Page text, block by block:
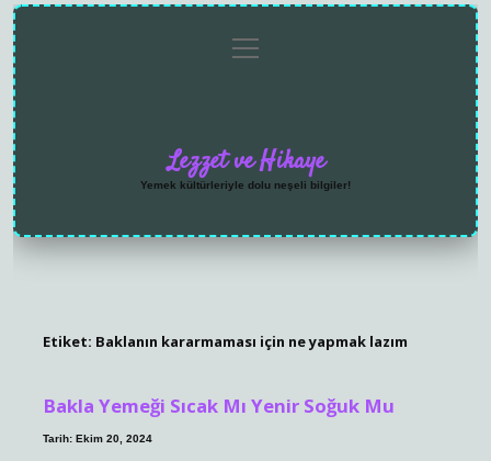
menüyü
aç
Lezzet ve Hikaye
Yemek kültürleriyle dolu neşeli bilgiler!
Etiket: Baklanın kararmaması için ne yapmak lazım
Bakla Yemeği Sıcak Mı Yenir Soğuk Mu
Tarih: Ekim 20, 2024